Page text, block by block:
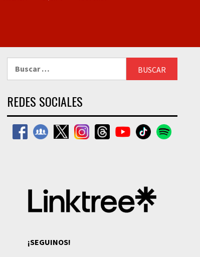
REDES SOCIALES
¡SEGUINOS!